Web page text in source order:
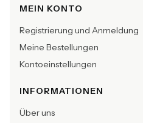
Fußzeilenmenü
MEIN KONTO
Registrierung und Anmeldung
Meine Bestellungen
Kontoeinstellungen
INFORMATIONEN
Über uns